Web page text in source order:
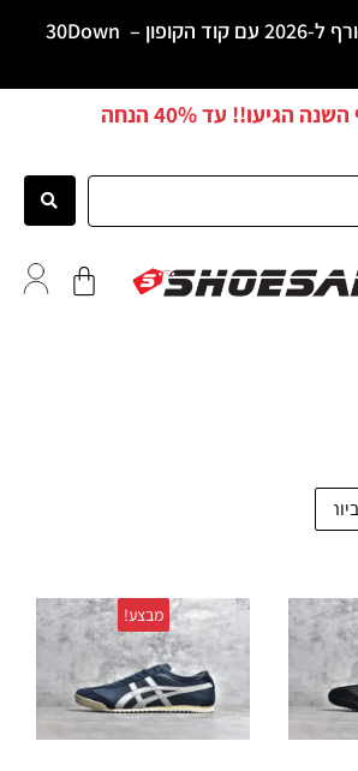
הקופון – 30Down
השנה הגיעו!! עד40% הנחה
מבצע!